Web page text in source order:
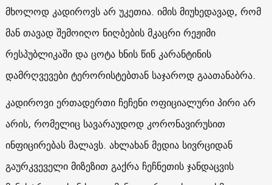
მხოლოდ კადიროვს არ უკეთია. იმის მიუხედავად, რომ
მან თავად შემოიღო ნიღბების მკაცრი რეჟიმი
რესპუბლიკაში და ცოტა ხნის წინ კარანტინის
დამრღვევები ტერორისტებთან საჯაროდ გაათანაბრა.
კადიროვი ერთადერთი ჩეჩენი ოფიციალური პირი არ
არის, რომელიც სავარაუდოდ კორონავირუსით
ინფიცირებას მალავს. ახლახან მედია სივრციდან
გაურკვეველი მიზეზით გაქრა ჩეჩნეთის ჯანდაცვის